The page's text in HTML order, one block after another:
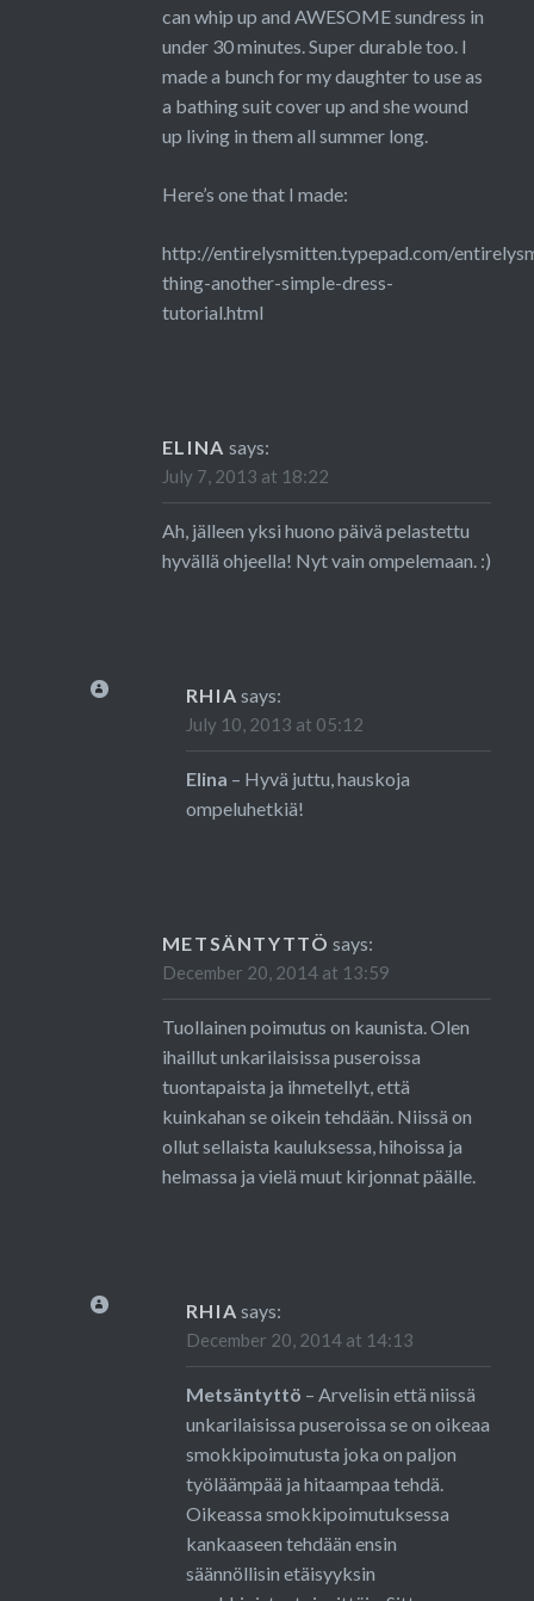
can whip up and AWESOME sundress in
under 30 minutes. Super durable too. I
made a bunch for my daughter to use as
a bathing suit cover up and she wound
up living in them all summer long.
Here’s one that I made:
http://entirelysmitten.typepad.com/
thing-another-simple-dress-
tutorial.html
ELINA says:
July 7, 2013 at 18:22
Ah, jälleen yksi huono päivä pelastettu
hyvällä ohjeella! Nyt vain ompelemaan. :)
RHIA says:
July 10, 2013 at 05:12
Elina – Hyvä juttu, hauskoja
ompeluhetkiä!
METSÄNTYTTÖ says:
December 20, 2014 at 13:59
Tuollainen poimutus on kaunista. Olen
ihaillut unkarilaisissa puseroissa
tuontapaista ja ihmetellyt, että
kuinkahan se oikein tehdään. Niissä on
ollut sellaista kauluksessa, hihoissa ja
helmassa ja vielä muut kirjonnat päälle.
RHIA says:
December 20, 2014 at 14:13
Metsäntyttö – Arvelisin että niissä
unkarilaisissa puseroissa se on oikeaa
smokkipoimutusta joka on paljon
työläämpää ja hitaampaa tehdä.
Oikeassa smokkipoimutuksessa
kankaaseen tehdään ensin
säännöllisin etäisyyksin